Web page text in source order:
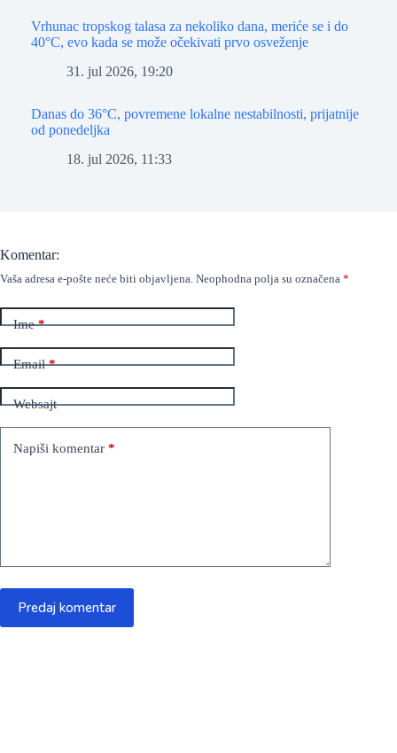
Vrhunac tropskog talasa za nekoliko dana, meriće se i do
40°C, evo kada se može očekivati prvo osveženje
31. jul 2026, 19:20
Danas do 36°C, povremene lokalne nestabilnosti, prijatnije
od ponedeljka
18. jul 2026, 11:33
Komentar:
Vaša adresa e-pošte neće biti objavljena. Neophodna polja su označena *
Ime*
Email*
Websajt
Napiši komentar *
Predaj komentar